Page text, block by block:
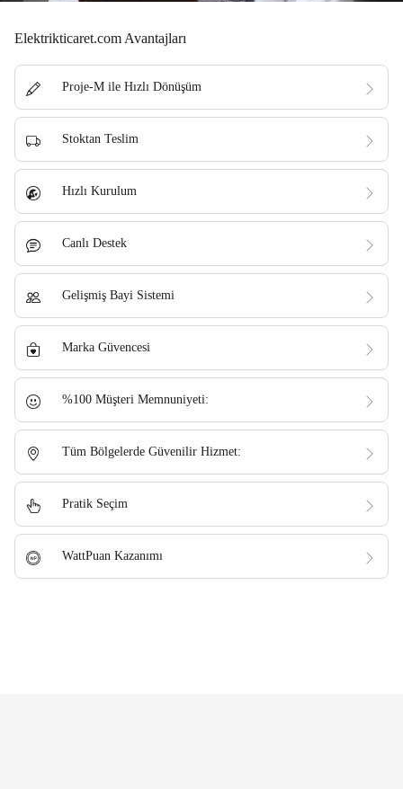
Elektrikticaret.com Avantajları
Proje-M ile Hızlı Dönüşüm
Stoktan Teslim
Hızlı Kurulum
Canlı Destek
Gelişmiş Bayi Sistemi
Marka Güvencesi
%100 Müşteri Memnuniyeti:
Tüm Bölgelerde Güvenilir Hizmet:
Pratik Seçim
WattPuan Kazanımı